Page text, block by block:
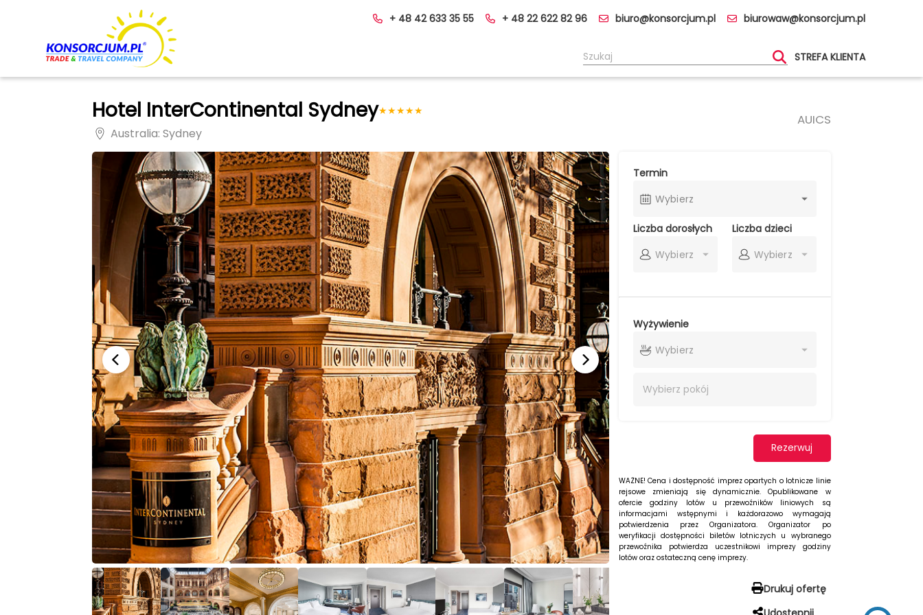
+ 48 42 633 35 55 + 48 22 622 82 96 biuro@konsorcjum.pl biurowaw@konsorcjum.pl
STREFA KLIENTA
Hotel InterContinental Sydney ★
★
★
★
★
Australia: Sydney
AUICS
Termin
Wybierz
Liczba dorosłych
Wybierz
Liczba dzieci
Wybierz
Wyżywienie
Wybierz
Wybierz pokój
Rezerwuj
WAŻNE! Cena i dostępność imprez opartych o lotnicze linie
rejsowe zmieniają się dynamicznie. Opublikowane w
ofercie godziny lotów u przewoźników liniowych są
informacjami wstępnymi i każdorazowo wymagają
potwierdzenia przez Organizatora. Organizator po
weryfikacji dostępności biletów lotniczych u wybranego
przewoźnika potwierdza uczestnikowi imprezy godziny
lotów oraz ostateczną cenę imprezy.
Drukuj ofertę